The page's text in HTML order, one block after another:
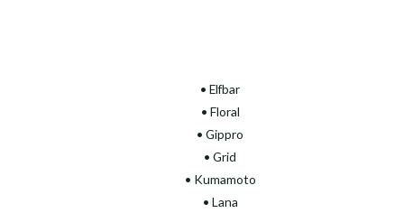
• Elfbar
• Floral
• Gippro
• Grid
• Kumamoto
• Lana